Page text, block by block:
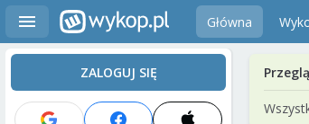
Główna
ZALOGUJ SIĘ